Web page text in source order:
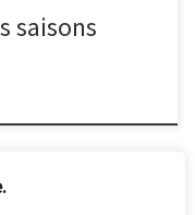
saisons